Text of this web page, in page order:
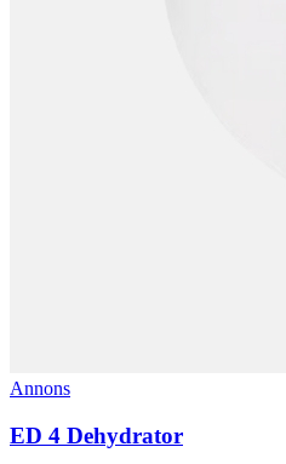
Annons
ED 4 Dehydrator